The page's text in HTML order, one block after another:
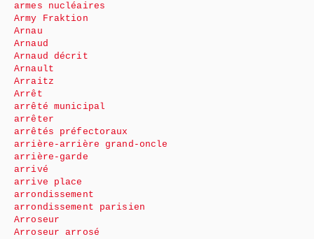
armes nucléaires
Army Fraktion
Arnau
Arnaud
Arnaud décrit
Arnault
Arraitz
Arrêt
arrêté municipal
arrêter
arrêtés préfectoraux
arrière-arrière grand-oncle
arrière-garde
arrivé
arrive place
arrondissement
arrondissement parisien
Arroseur
Arroseur arrosé